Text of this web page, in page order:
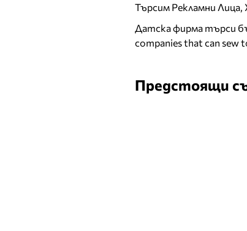
Търсим Рекламни
Датска фирма търси
companies that can sew
Предстоящи